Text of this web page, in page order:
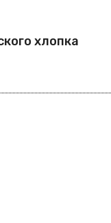
хлопка